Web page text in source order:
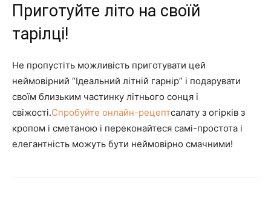
Приготуйте літо на своїй
тарілці!
Не пропустіть можливість приготувати цей
неймовірний “Ідеальний літній гарнір” і подарувати
своїм близьким частинку літнього сонця і
свіжості.Спробуйте онлайн-рецептсалату з огірків з
кропом і сметаною і переконайтеся самі-простота і
елегантність можуть бути неймовірно смачними!